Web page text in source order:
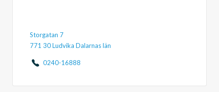
Storgatan 7
771 30 Ludvika Dalarnas län
0240-16888